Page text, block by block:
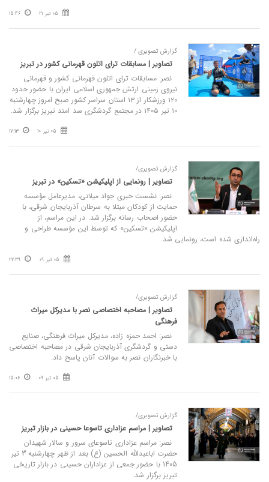
05 تیر 21 15:46
گزارش تصویری /
تصاویر | مسابقات ترای اتلون قهرمانی کشور در تبریز
نصر: مسابقات ترای اتلون قهرمانی کشور و قهرمانی
نیروی زمینی ارتش جمهوری اسلامی ایران با حضور حدود
۱۲۰ ورزشکار از ۱۳ استان سراسر کشور صبح امروز چهارشنبه
۱۰ تیر ۱۴۰۵ در مجتمع گردشگری سد امند تبریز برگزار شد.
05 تیر 10 17:13
گزارش تصویری/
تصاویر | رونمایی از اپلیکیشن «تسکین» در تبریز
نصر: نشست خبری جواد میلانی، مدیرعامل مؤسسه
حمایت از کودکان مبتلا به سرطان آذربایجان شرقی، با
حضور اصحاب رسانه برگزار شد. در این مراسم، از
اپلیکیشن «تسکین» که توسط این مؤسسه طراحی و
راه‌اندازی شده است، رونمایی شد.
05 تیر 09 22:39
گزارش تصویری/
تصاویر | مصاحبه اختصاصی نصر با مدیرکل میراث
فرهنگی
نصر: احمد حمزه زاده، مدیرکل میراث فرهنگی، صنایع
دستی و گردشگری آذربایجان شرقی در مصاحبه اختصاصی
با خبرنگاران نصر به سوالات آنان پاسخ داد.
05 تیر 09 15:06
گزارش تصویری/
تصاویر | مراسم عزاداری تاسوعا حسینی در بازار تبریز
نصر: مراسم عزاداری تاسوعای سرور و سالار شهیدان
حضرت اباعبدالله الحسین (ع) بعد از ظهر چهارشنبه 3 تیر
1405 با حضور جمعی از عزاداران حسینی در بازار تاریخی
تبریز برگزار شد.